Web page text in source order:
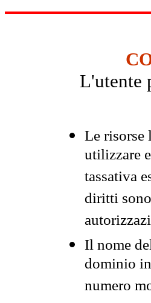
L'utente
Le risorse
utilizzare
tassativa
diritti
Il nome
dominio
numero